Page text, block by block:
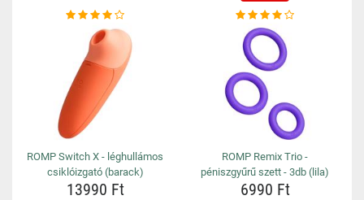
ROMP Switch X - léghullámos
csiklóizgató (barack)
13990 Ft
ROMP Remix Trio -
péniszgyűrű szett - 3db (lila)
6990 Ft